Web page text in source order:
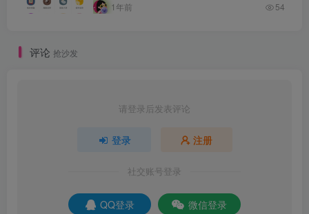
1年前 54
评论 抢沙发
请登录后发表评论
登录 注册
社交账号登录
QQ登录 微信登录